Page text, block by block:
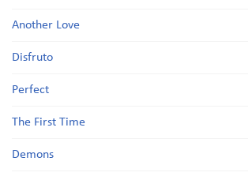
Another Love
Disfruto
Perfect
The First Time
Demons